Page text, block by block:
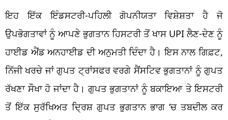
ਇਹ ਇੱਕ ਇੰਡਸਟਰੀ-ਪਹਿਲੀ ਗੋਪਨੀਯਤਾ ਵਿਸ਼ੇਸ਼ਤਾ ਹੈ ਜੋ
ਉਪਭੋਗਤਾਵਾਂ ਨੂੰ ਆਪਣੇ ਭੁਗਤਾਨ ਹਿਸਟਰੀ ਤੋਂ ਖਾਸ UPI ਲੈਣ-ਦੇਣ ਨੂੰ
ਹਾਈਡ ਐਂਡ ਅਨਹਾਈਡ ਦੀ ਅਨੁਮਤੀ ਦਿੰਦਾ ਹੈ। ਇਸ ਨਾਲ ਗਿਫ਼ਟ,
ਨਿੱਜੀ ਖਰਚੇ ਜਾਂ ਗੁਪਤ ਟ੍ਰਾਂਸਫਰ ਵਰਗੇ ਸੈਂਸਟਿਵ ਭੁਗਤਾਨਾਂ ਨੂੰ ਗੁਪਤ
ਰੱਖਣਾ ਸੌਖਾ ਹੋ ਜਾਂਦਾ ਹੈ। ਗੁਪਤ ਭੁਗਤਾਨਾਂ ਨੂੰ ਬਕਾਇਆ ਤੇ ਇਸਟਰੀ
ਤੋਂ ਇੱਕ ਸੁਰੱਖਿਅਤ ਦ੍ਰਿਸ਼ ਗੁਪਤ ਭੁਗਤਾਨ ਭਾਗ ‘ਚ ਤਬਦੀਲ ਕਰ